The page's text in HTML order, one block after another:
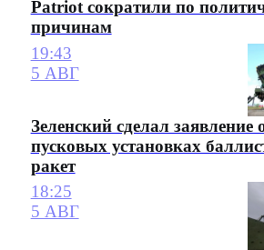
Patriot сократили по
причинам
19:43
5 АВГ
Зеленский сделал заявление
пусковых установках
ракет
18:25
5 АВГ